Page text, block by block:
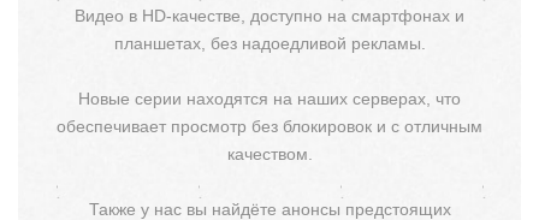
Видео в HD-качестве, доступно на смартфонах и
планшетах, без надоедливой рекламы.
Новые серии находятся на наших серверах, что
обеспечивает просмотр без блокировок и с отличным
качеством.
Также у нас вы найдёте анонсы предстоящих